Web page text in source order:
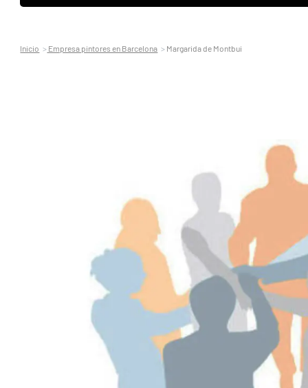
Inicio Empresa pintores en Barcelona Margarida de Montbui